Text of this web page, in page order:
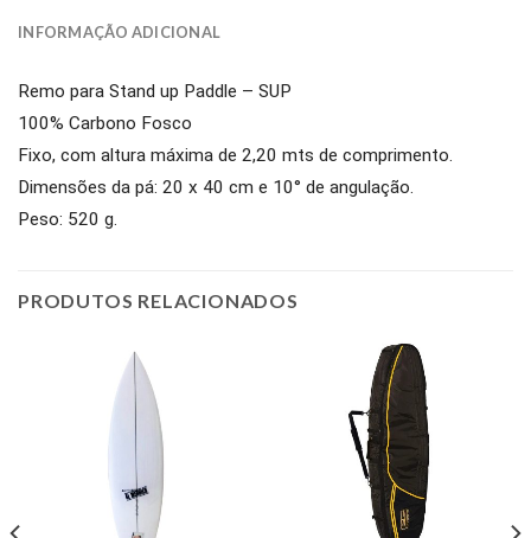
INFORMAÇÃO ADICIONAL
Remo para Stand up Paddle – SUP
100% Carbono Fosco
Fixo, com altura máxima de 2,20 mts de comprimento.
Dimensões da pá: 20 x 40 cm e 10° de angulação.
Peso: 520 g.
PRODUTOS RELACIONADOS